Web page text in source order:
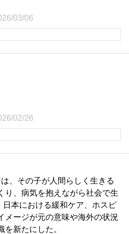
03/06
02/26
、その子が人間らしく生きる
り、病気を抱えながら社会で生
日本における緩和ケア、ホスピ
メージが元の意味や海外の状況
を新たにした。